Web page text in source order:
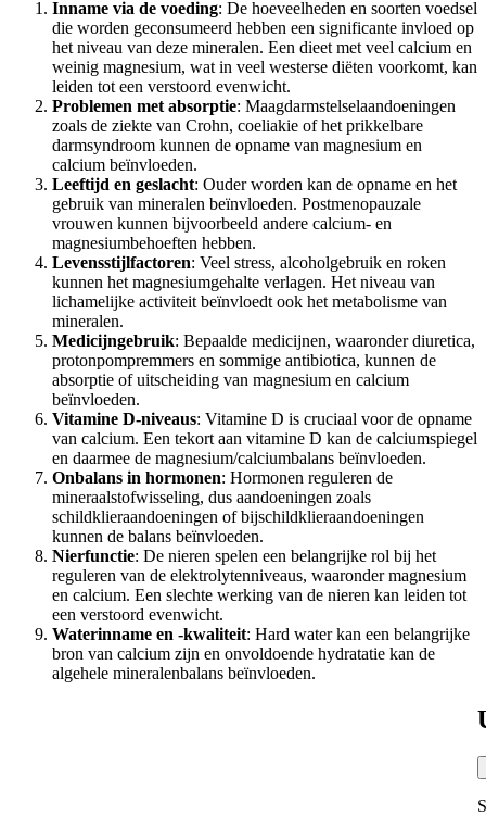
Inname via de voeding: De hoeveelheden en soorten voedsel
die worden geconsumeerd hebben een significante invloed op
het niveau van deze mineralen. Een dieet met veel calcium en
weinig magnesium, wat in veel westerse diëten voorkomt, kan
leiden tot een verstoord evenwicht.
Problemen met absorptie: Maagdarmstelselaandoeningen
zoals de ziekte van Crohn, coeliakie of het prikkelbare
darmsyndroom kunnen de opname van magnesium en
calcium beïnvloeden.
Leeftijd en geslacht: Ouder worden kan de opname en het
gebruik van mineralen beïnvloeden. Postmenopauzale
vrouwen kunnen bijvoorbeeld andere calcium- en
magnesiumbehoeften hebben.
Levensstijlfactoren: Veel stress, alcoholgebruik en roken
kunnen het magnesiumgehalte verlagen. Het niveau van
lichamelijke activiteit beïnvloedt ook het metabolisme van
mineralen.
Medicijngebruik: Bepaalde medicijnen, waaronder diuretica,
protonpompremmers en sommige antibiotica, kunnen de
absorptie of uitscheiding van magnesium en calcium
beïnvloeden.
Vitamine D-niveaus: Vitamine D is cruciaal voor de opname
van calcium. Een tekort aan vitamine D kan de calciumspiegel
en daarmee de magnesium/calciumbalans beïnvloeden.
Onbalans in hormonen: Hormonen reguleren de
mineraalstofwisseling, dus aandoeningen zoals
schildklieraandoeningen of bijschildklieraandoeningen
kunnen de balans beïnvloeden.
Nierfunctie: De nieren spelen een belangrijke rol bij het
reguleren van de elektrolytenniveaus, waaronder magnesium
en calcium. Een slechte werking van de nieren kan leiden tot
een verstoord evenwicht.
Waterinname en -kwaliteit: Hard water kan een belangrijke
bron van calcium zijn en onvoldoende hydratatie kan de
algehele mineralenbalans beïnvloeden.